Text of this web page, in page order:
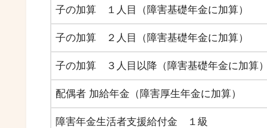
子の加算 １人目（障害基礎年金に加算）
子の加算 ２人目（障害基礎年金に加算）
子の加算 ３人目以降（障害基礎年金に加算）
配偶者 加給年金（障害厚生年金に加算）
障害年金生活者支援給付金 １級